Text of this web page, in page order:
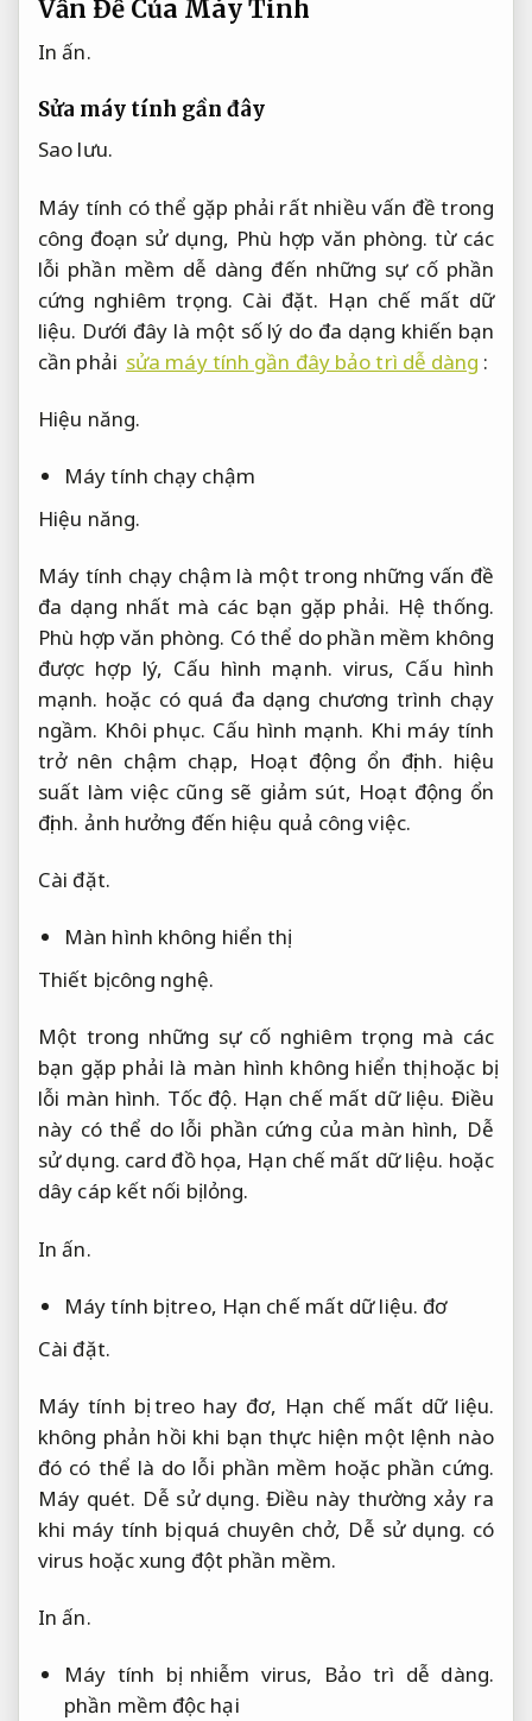
Vấn Đề Của Máy Tính
In ấn.
Sửa máy tính gần đây
Sao lưu.
Máy tính có thể gặp phải rất nhiều vấn đề trong
công đoạn sử dụng, Phù hợp văn phòng. từ các
lỗi phần mềm dễ dàng đến những sự cố phần
cứng nghiêm trọng. Cài đặt. Hạn chế mất dữ
liệu. Dưới đây là một số lý do đa dạng khiến bạn
cần phải sửa máy tính gần đây bảo trì dễ dàng :
Hiệu năng.
Máy tính chạy chậm
Hiệu năng.
Máy tính chạy chậm là một trong những vấn đề
đa dạng nhất mà các bạn gặp phải. Hệ thống.
Phù hợp văn phòng. Có thể do phần mềm không
được hợp lý, Cấu hình mạnh. virus, Cấu hình
mạnh. hoặc có quá đa dạng chương trình chạy
ngầm. Khôi phục. Cấu hình mạnh. Khi máy tính
trở nên chậm chạp, Hoạt động ổn định. hiệu
suất làm việc cũng sẽ giảm sút, Hoạt động ổn
định. ảnh hưởng đến hiệu quả công việc.
Cài đặt.
Màn hình không hiển thị
Thiết bị công nghệ.
Một trong những sự cố nghiêm trọng mà các
bạn gặp phải là màn hình không hiển thị hoặc bị
lỗi màn hình. Tốc độ. Hạn chế mất dữ liệu. Điều
này có thể do lỗi phần cứng của màn hình, Dễ
sử dụng. card đồ họa, Hạn chế mất dữ liệu. hoặc
dây cáp kết nối bị lỏng.
In ấn.
Máy tính bị treo, Hạn chế mất dữ liệu. đơ
Cài đặt.
Máy tính bị treo hay đơ, Hạn chế mất dữ liệu.
không phản hồi khi bạn thực hiện một lệnh nào
đó có thể là do lỗi phần mềm hoặc phần cứng.
Máy quét. Dễ sử dụng. Điều này thường xảy ra
khi máy tính bị quá chuyên chở, Dễ sử dụng. có
virus hoặc xung đột phần mềm.
In ấn.
Máy tính bị nhiễm virus, Bảo trì dễ dàng.
phần mềm độc hại